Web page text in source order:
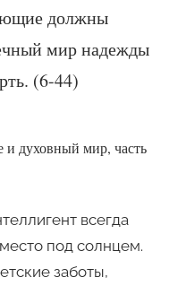
должны
мир надежды
(6-44)
духовный мир, часть
всегда
под солнцем.
заботы,